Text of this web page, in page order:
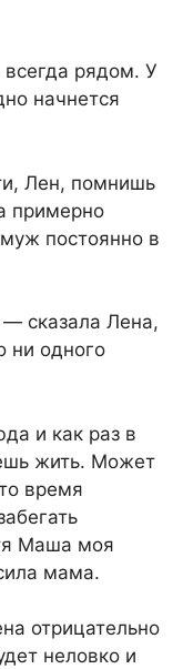
рядом. У
начнется
Лен, помнишь
примерно
постоянно в
сказала Лена,
ни одного
и как раз в
жить. Может
время
Маша моя
мама.
отрицательно
неловко и